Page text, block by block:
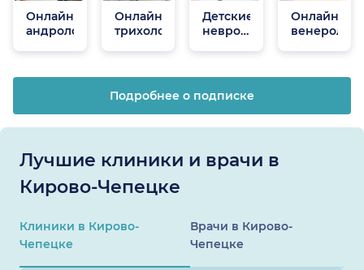
Онлайн
андрологи
Онлайн
трихологи
Детские
неврологи
Онлайн
венерологи
Подробнее о подписке
Лучшие клиники и врачи в
Кирово-Чепецке
Клиники в Кирово-
Чепецке
Врачи в Кирово-
Чепецке